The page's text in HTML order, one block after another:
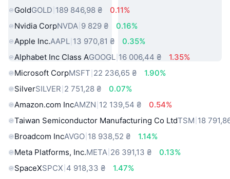
GoldGOLD 189 846,98 ₴
0.11%
Nvidia CorpNVDA 9 829 ₴
0.16%
Apple Inc.AAPL 13 970,81 ₴
0.35%
Alphabet Inc Class AGOOGL 16 006,44 ₴
1.35%
Microsoft CorpMSFT 22 236,65 ₴
1.90%
SilverSILVER 2 751,28 ₴
0.07%
Amazon.com IncAMZN 12 139,54 ₴
0.54%
Taiwan Semiconductor Manufacturing Co LtdTSM 18
Broadcom IncAVGO 18 938,52 ₴
1.14%
Meta Platforms, Inc.META 26 391,13 ₴
0.13%
SpaceXSPCX 4 918,33 ₴
1.47%